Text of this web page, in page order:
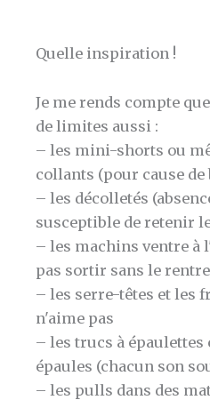
Quelle inspiration !
Je me rends compte
de limites aussi :
– les mini-shorts ou
collants (pour cause de
– les décolletés
susceptible de retenir
– les machins ventre à
pas sortir sans le
– les serre-têtes et les
n'aime pas
– les trucs à épaulettes
épaules (chacun son
– les pulls dans des